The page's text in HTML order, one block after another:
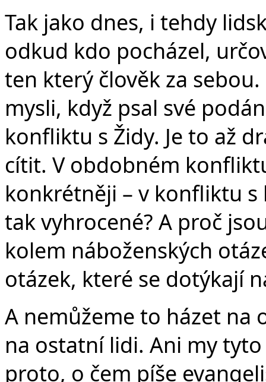
Tak jako dnes, i tehdy
odkud kdo pocházel,
ten který člověk za
mysli, když psal své
konfliktu s Židy. Je to až
cítit. V obdobném
konkrétněji – v konfliktu s
tak vyhrocené? A proč
kolem náboženských
otázek, které se dotýkají
A nemůžeme to házet na
na ostatní lidi. Ani my
proto, o čem píše